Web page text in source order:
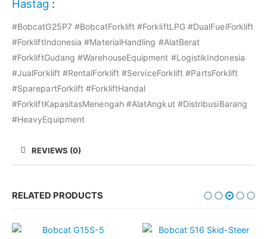
Hastag :
#BobcatG25P7 #BobcatForklift #ForkliftLPG #DualFuelForklift
#ForkliftIndonesia #MaterialHandling #AlatBerat
#ForkliftGudang #WarehouseEquipment #LogistikIndonesia
#JualForklift #RentalForklift #ServiceForklift #PartsForklift
#SparepartForklift #ForkliftHandal
#ForkliftKapasitasMenengah #AlatAngkut #DistribusiBarang
#HeavyEquipment
REVIEWS (0)
RELATED PRODUCTS